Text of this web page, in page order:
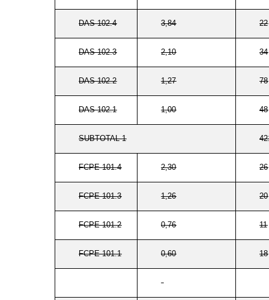
DAS 102.4 3,84 22
DAS 102.3 2,10 34
DAS 102.2 1,27 78
DAS 102.1 1,00 48
SUBTOTAL 1
FCPE 101.4 2,30 26
FCPE 101.3 1,26 20
FCPE 101.2 0,76 11
FCPE 101.1 0,60 18